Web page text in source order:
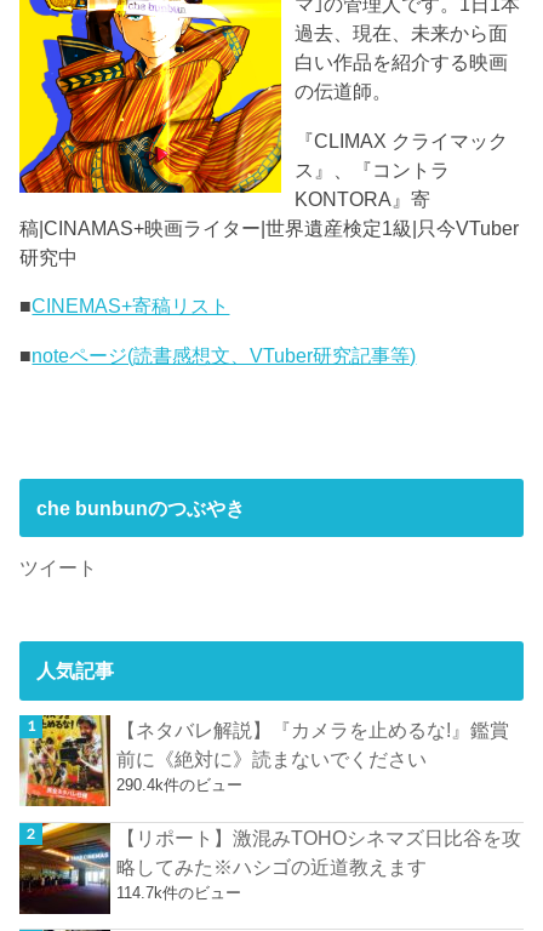
過去、現在、未来から面
白い作品を紹介する映画
の伝道師。
『CLIMAX クライマック
ス』、『コントラ
KONTORA』寄
稿|CINAMAS+映画ライター|世界遺産検定1級|只今VTuber
研究中
■CINEMAS+寄稿リスト
■noteページ(読書感想文、VTuber研究記事等)
che bunbunのつぶやき
ツイート
人気記事
【ネタバレ解説】『カメラを止めるな!』鑑賞
前に《絶対に》読まないでください
290.4k件のビュー
【リポート】激混みTOHOシネマズ日比谷を攻
略してみた※ハシゴの近道教えます
114.7k件のビュー